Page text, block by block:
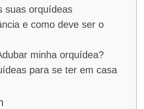
suas orquídeas
e como deve ser o
minha orquídea?
para se ter em casa